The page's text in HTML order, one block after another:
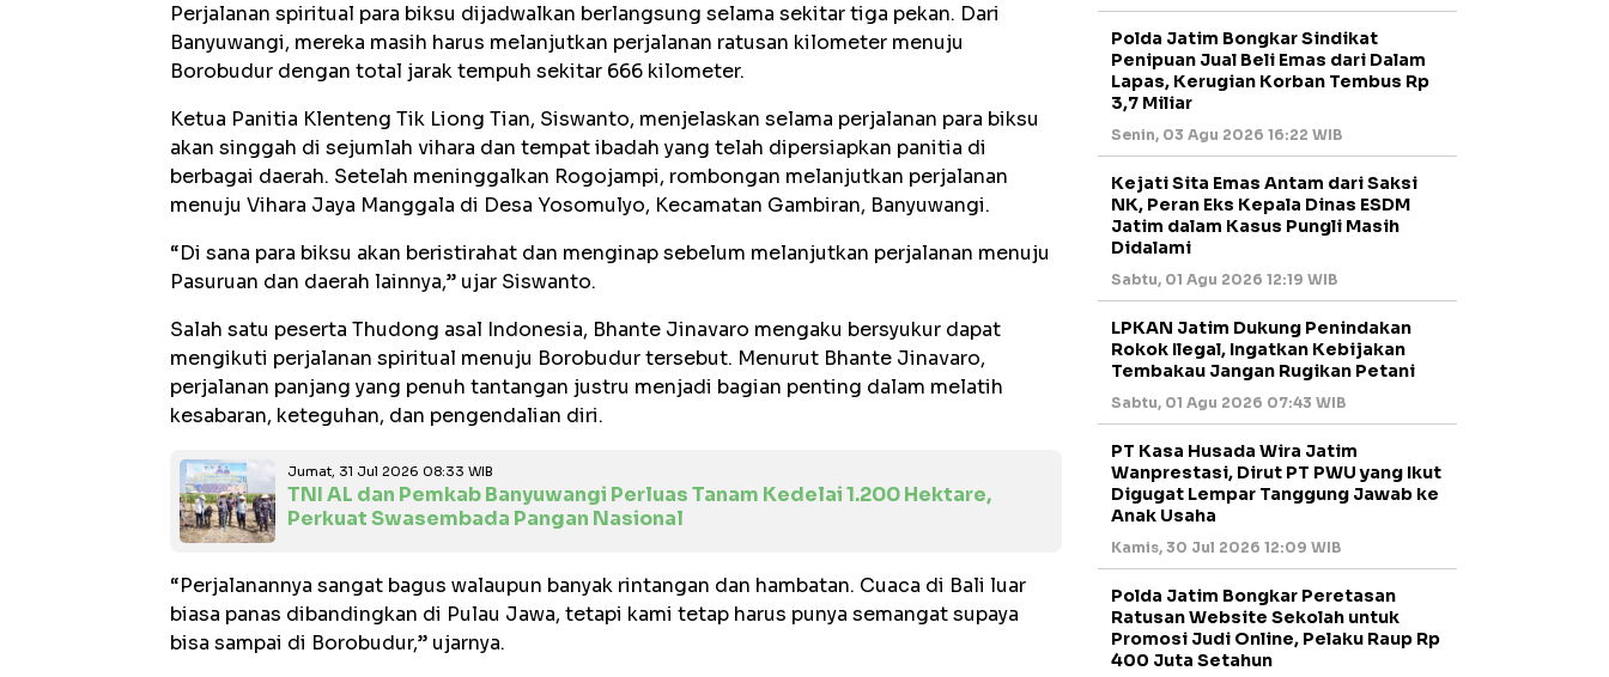
Perjalanan spiritual para biksu dijadwalkan berlangsung selama sekitar tiga pekan. Dari
Banyuwangi, mereka masih harus melanjutkan perjalanan ratusan kilometer menuju
Borobudur dengan total jarak tempuh sekitar 666 kilometer.
Ketua Panitia Klenteng Tik Liong Tian, Siswanto, menjelaskan selama perjalanan para biksu
akan singgah di sejumlah vihara dan tempat ibadah yang telah dipersiapkan panitia di
berbagai daerah. Setelah meninggalkan Rogojampi, rombongan melanjutkan perjalanan
menuju Vihara Jaya Manggala di Desa Yosomulyo, Kecamatan Gambiran, Banyuwangi.
“Di sana para biksu akan beristirahat dan menginap sebelum melanjutkan perjalanan menuju
Pasuruan dan daerah lainnya,” ujar Siswanto.
Salah satu peserta Thudong asal Indonesia, Bhante Jinavaro mengaku bersyukur dapat
mengikuti perjalanan spiritual menuju Borobudur tersebut. Menurut Bhante Jinavaro,
perjalanan panjang yang penuh tantangan justru menjadi bagian penting dalam melatih
kesabaran, keteguhan, dan pengendalian diri.
Jumat, 31 Jul 2026 08:33 WIB
TNI AL dan Pemkab Banyuwangi Perluas Tanam Kedelai 1.200 Hektare,
Perkuat Swasembada Pangan Nasional
“Perjalanannya sangat bagus walaupun banyak rintangan dan hambatan. Cuaca di Bali luar
biasa panas dibandingkan di Pulau Jawa, tetapi kami tetap harus punya semangat supaya
bisa sampai di Borobudur,” ujarnya.
Polda Jatim Bongkar Sindikat
Penipuan Jual Beli Emas dari Dalam
Lapas, Kerugian Korban Tembus Rp
3,7 Miliar
Senin, 03 Agu 2026 16:22 WIB
Kejati Sita Emas Antam dari Saksi
NK, Peran Eks Kepala Dinas ESDM
Jatim dalam Kasus Pungli Masih
Didalami
Sabtu, 01 Agu 2026 12:19 WIB
LPKAN Jatim Dukung Penindakan
Rokok Ilegal, Ingatkan Kebijakan
Tembakau Jangan Rugikan Petani
Sabtu, 01 Agu 2026 07:43 WIB
PT Kasa Husada Wira Jatim
Wanprestasi, Dirut PT PWU yang Ikut
Digugat Lempar Tanggung Jawab ke
Anak Usaha
Kamis, 30 Jul 2026 12:09 WIB
Polda Jatim Bongkar Peretasan
Ratusan Website Sekolah untuk
Promosi Judi Online, Pelaku Raup Rp
400 Juta Setahun